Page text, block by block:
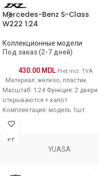
Mercedes-Benz S-Class
W222 1:24
Коллекционные модели
Под заказ (2-7 дней)
430.00 MDL Preț incl. TVA
Материал: железо, пластик
Масштаб: 1:24 Функция: 2 двери
открываются + капот
Комплектация: модель 1шт.
Material: fier, plastic Scara: 1:24
YUASA